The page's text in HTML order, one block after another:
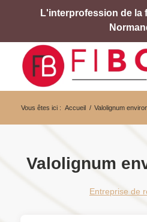
L'interprofession de la
Vous êtes ici : Accueil / Valolignum
Valolignum
Entreprise de